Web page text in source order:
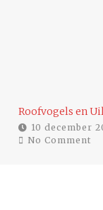
Roofvogels en
10 december
No Comment